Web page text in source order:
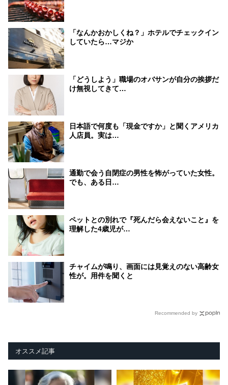
「なんかおかしくね？」ホテルでチェックイン
していたら…マジか
「どうしよう」職場のオバサンが自分の挨拶だ
け無視してきて…
日本語で何度も「現金ですか」と聞くアメリカ
人店員。実は…
通勤で会う自閉症の男性を怖がっていた女性。
でも、ある日…
ペットとの別れで『死んだら会えないこと』を
理解した4歳児が…
チャイムが鳴り、画面には見覚えのない高齢女
性が。用件を聞くと
Recommended by
オススメ記事